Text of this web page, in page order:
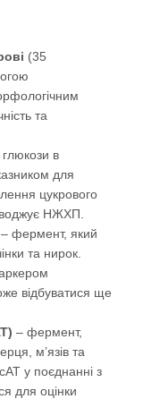
(35
та
в
для
цукрового
НЖХП.
– фермент, який
та нирок.
відбуватися ще
– фермент,
м’язів та
у поєднанні з
для оцінки